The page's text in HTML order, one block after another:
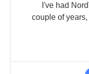
I've had
couple of